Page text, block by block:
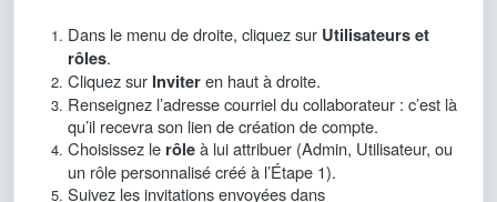
Dans le menu de droite, cliquez sur Utilisateurs et
rôles.
Cliquez sur Inviteren haut à droite.
Renseignez l’adresse courriel du collaborateur : c’est là
qu’il recevra son lien de création de compte.
Choisissez le rôleà lui attribuer (Admin, Utilisateur, ou
un rôle personnalisé créé à l’Étape 1).
Suivez les invitations envoyées dans